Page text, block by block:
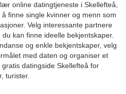
online datingtjeneste i Skellefteå,
finne single kvinner og menn som
Velg interessante partnere
kan finne ideelle bekjentskaper.
og enkle bekjentskaper, velg
med daten og organiser et
datingside Skellefteå for
turister.